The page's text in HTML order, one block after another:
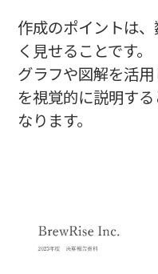
作成のポイントは
く見せることです。
グラフや図解を活
を視覚的に説明す
なります。